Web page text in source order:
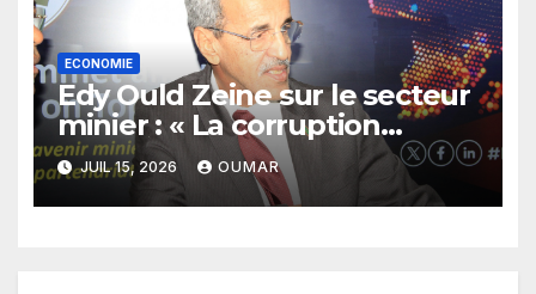
ECONOMIE
Edy Ould Zeine sur le secteur
minier : « La corruption
n’existe pas en Mauritanie »
JUIL 15, 2026 OUMAR